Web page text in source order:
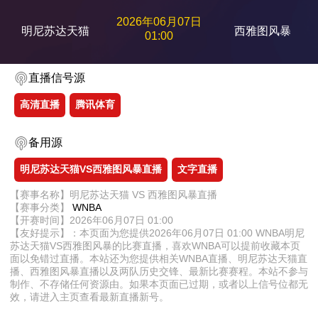
明尼苏达天猫
2026年06月07日
01:00
西雅图风暴
直播信号源
高清直播 腾讯体育
备用源
明尼苏达天猫VS西雅图风暴直播 文字直播
【赛事名称】明尼苏达天猫 VS 西雅图风暴直播
【赛事分类】 WNBA
【开赛时间】2026年06月07日 01:00
【友好提示】：本页面为您提供2026年06月07日 01:00 WNBA明尼
苏达天猫VS西雅图风暴的比赛直播，喜欢WNBA可以提前收藏本页
面以免错过直播。本站还为您提供相关WNBA直播、明尼苏达天猫直
播、西雅图风暴直播以及两队历史交锋、最新比赛赛程。本站不参与
制作、不存储任何资源由。如果本页面已过期，或者以上信号位都无
效，请进入主页查看最新直播新号。